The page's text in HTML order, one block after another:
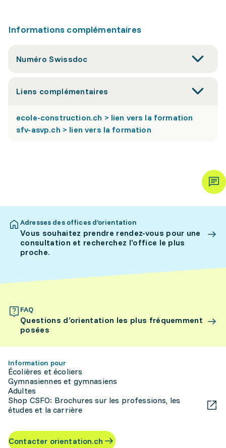
Informations complémentaires
Numéro Swissdoc
Liens complémentaires
ecole-construction.ch > lien vers la formation
sfv-asvp.ch > lien vers la formation
Adresses des offices d’orientation
Vous souhaitez prendre rendez-vous pour une
consultation et recherchez l’office le plus
proche.
FAQ
Questions d’orientation les plus fréquemment
posées
Information pour
Écolières et écoliers
Gymnasiennes et gymnasiens
Adultes
Shop CSFO: Brochures sur les professions, les
études et la carrière
Contacter orientation.ch